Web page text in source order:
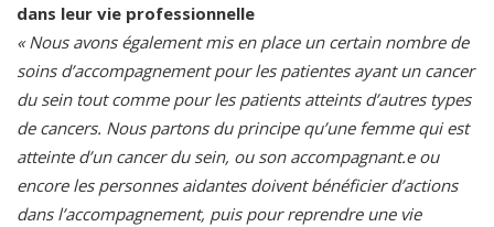
dans leur vie professionnelle
« Nous avons également mis en place un certain nombre de
soins d’accompagnement pour les patientes ayant un cancer
du sein tout comme pour les patients atteints d’autres types
de cancers. Nous partons du principe qu’une femme qui est
atteinte d’un cancer du sein, ou son accompagnant.e ou
encore les personnes aidantes doivent bénéficier d’actions
dans l’accompagnement, puis pour reprendre une vie